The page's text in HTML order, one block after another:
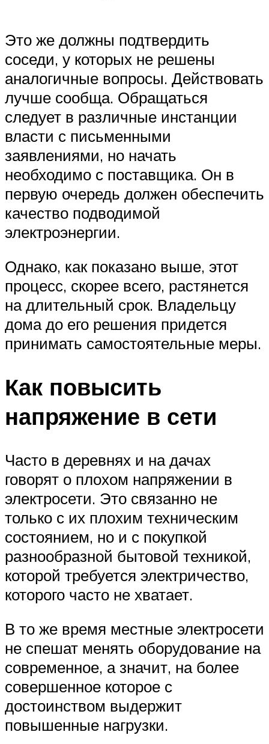
Это же должны подтвердить
соседи, у которых не решены
аналогичные вопросы. Действовать
лучше сообща. Обращаться
следует в различные инстанции
власти с письменными
заявлениями, но начать
необходимо с поставщика. Он в
первую очередь должен обеспечить
качество подводимой
электроэнергии.
Однако, как показано выше, этот
процесс, скорее всего, растянется
на длительный срок. Владельцу
дома до его решения придется
принимать самостоятельные меры.
Как повысить
напряжение в сети
Часто в деревнях и на дачах
говорят о плохом напряжении в
электросети. Это связанно не
только с их плохим техническим
состоянием, но и с покупкой
разнообразной бытовой техникой,
которой требуется электричество,
которого часто не хватает.
В то же время местные электросети
не спешат менять оборудование на
современное, а значит, на более
совершенное которое с
достоинством выдержит
повышенные нагрузки.